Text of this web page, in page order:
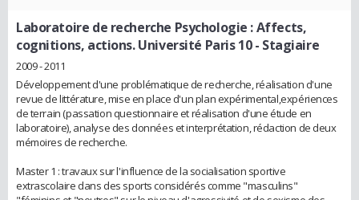
Laboratoire de recherche Psychologie : Affects,
cognitions, actions. Université Paris 10- Stagiaire
2009 - 2011
Développement d'une problématique de recherche, réalisation d'une
revue de littérature, mise en place d'un plan expérimental,expériences
de terrain (passation questionnaire et réalisation d'une étude en
laboratoire), analyse des données et interprétation, rédaction de deux
mémoires de recherche.
Master 1 : travaux sur l'influence de la socialisation sportive
extrascolaire dans des sports considérés comme "masculins"